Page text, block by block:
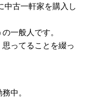
中古一軒家を購入し
一般人です。
ってることを綴っ
中。